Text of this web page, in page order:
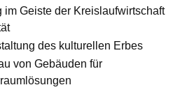
im Geiste der Kreislaufwirtschaft
des kulturellen Erbes
von Gebäuden für